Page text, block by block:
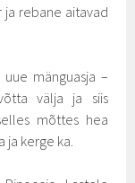
ja rebane aitavad
mänguasja –
välja ja siis
mõttes hea
ja kerge ka.